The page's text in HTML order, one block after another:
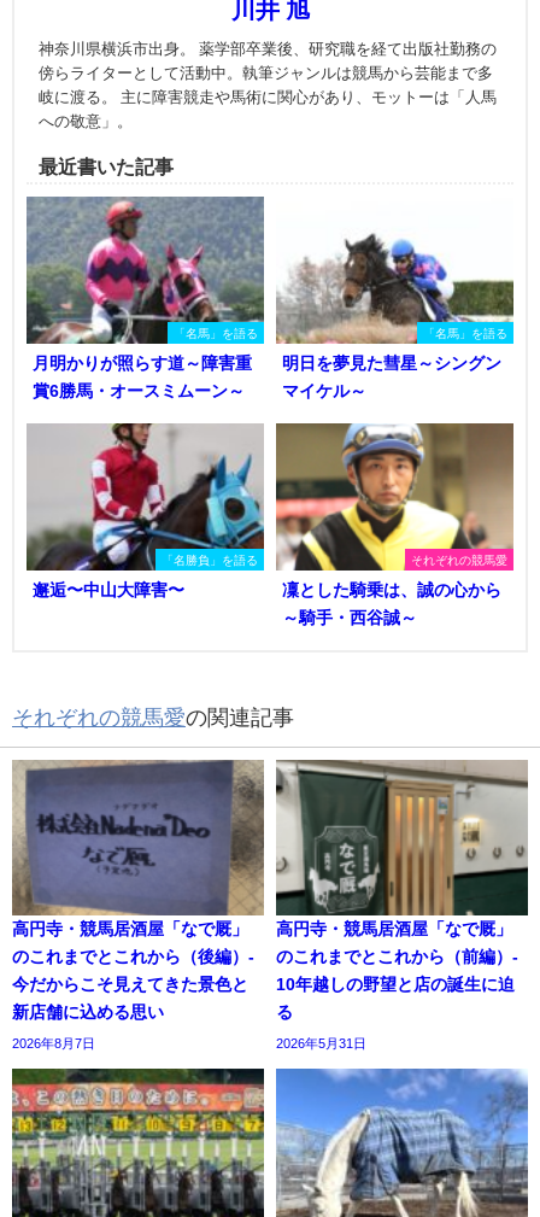
川井 旭
神奈川県横浜市出身。 薬学部卒業後、研究職を経て出版社勤務の
傍らライターとして活動中。執筆ジャンルは競馬から芸能まで多
岐に渡る。 主に障害競走や馬術に関心があり、モットーは「人馬
への敬意」。
最近書いた記事
「名馬」を語る
月明かりが照らす道～障害重
賞6勝馬・オースミムーン～
「名馬」を語る
明日を夢見た彗星～シングン
マイケル～
「名勝負」を語る
邂逅〜中山大障害〜
それぞれの競馬愛
凜とした騎乗は、誠の心から
～騎手・西谷誠～
それぞれの競馬愛の関連記事
高円寺・競馬居酒屋「なで厩」
のこれまでとこれから（後編）-
今だからこそ見えてきた景色と
新店舗に込める思い
2026年8月7日
高円寺・競馬居酒屋「なで厩」
のこれまでとこれから（前編）-
10年越しの野望と店の誕生に迫
る
2026年5月31日